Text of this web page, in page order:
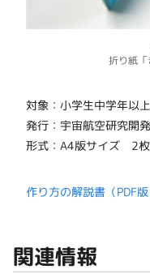
折り紙
対象：小学生中学年以上
発行：宇宙航空研究開
形式：A4版サイズ 2枚
作り方の解説書（PDF
関連情報